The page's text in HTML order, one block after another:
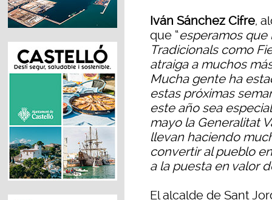
Iván Sánchez Cifre,
que “esperamos que
Tradicionals como
atraiga a muchos
Mucha gente ha
estas próximas
este año sea
mayo la Generalitat
llevan haciendo
convertir al pueblo
a la puesta en valor
El alcalde de Sant